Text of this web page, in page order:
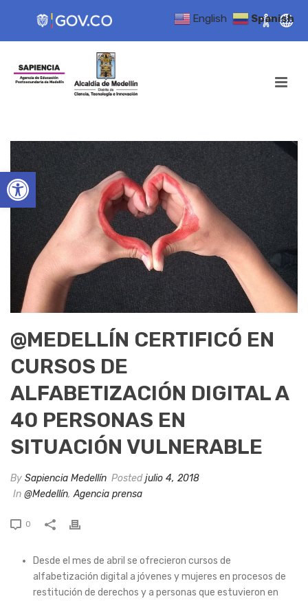
Open toolbar
@MEDELLÍN CERTIFICÓ EN
CURSOS DE
ALFABETIZACIÓN DIGITAL A
40 PERSONAS EN
SITUACIÓN VULNERABLE
By Sapiencia Medellín Postedjulio 4, 2018
In @Medellín,Agencia prensa
0
Desde el mes de abril se ofrecieron cursos de
alfabetización digital a jóvenes y mujeres en procesos de
restitución de derechos y a personas que estuvieron en
English Spanish